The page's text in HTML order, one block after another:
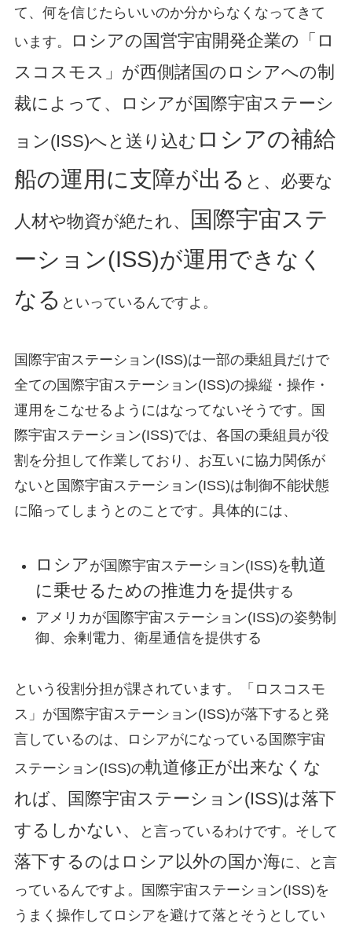
て、何を信じたらいいのか分からなくなってきて
います。
ロシアの国営宇宙開発企業の「ロ
スコスモス」が西側諸国のロシアへの制
裁によって、ロシアが国際宇宙ステーシ
ョン(ISS)へと送り込む ロシアの補給
船の運用に支障が出る と、必要な
人材や物資が絶たれ、
国際宇宙ステ
ーション(ISS)が運用できなく
なる といっているんですよ。
国際宇宙ステーション(ISS)は一部の乗組員だけで
全ての国際宇宙ステーション(ISS)の操縦・操作・
運用をこなせるようにはなってないそうです。国
際宇宙ステーション(ISS)では、各国の乗組員が役
割を分担して作業しており、お互いに協力関係が
ないと国際宇宙ステーション(ISS)は制御不能状態
に陥ってしまうとのことです。具体的には、
ロシアが国際宇宙ステーション(ISS)を軌道
に乗せるための推進力を提供する
アメリカが国際宇宙ステーション(ISS)の姿勢制
御、余剰電力、衛星通信を提供する
という役割分担が課されています。「ロスコスモ
ス」が国際宇宙ステーション(ISS)が落下すると発
言しているのは、ロシアがになっている国際宇宙
ステーション(ISS)の軌道修正が出来なくな
れば、国際宇宙ステーション(ISS)は落下
するしかない、
と言っているわけです。そして
落下するのはロシア以外の国か海に、と言
っているんですよ。国際宇宙ステーション(ISS)を
うまく操作してロシアを避けて落とそうとしてい